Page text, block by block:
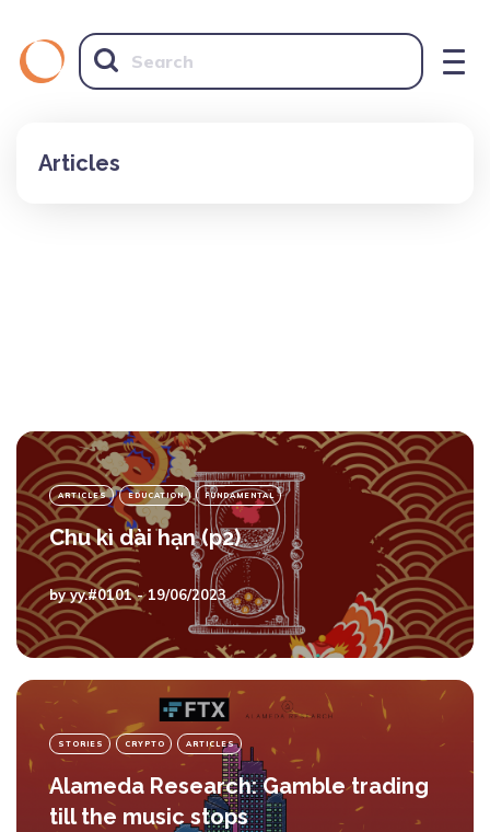
Articles
ARTICLES EDUCATION FUNDAMENTAL
Chu kì dài hạn (p2)
byyy.#0101 - 19/06/2023
STORIES CRYPTO ARTICLES
Alameda Research: Gamble trading
till the music stops